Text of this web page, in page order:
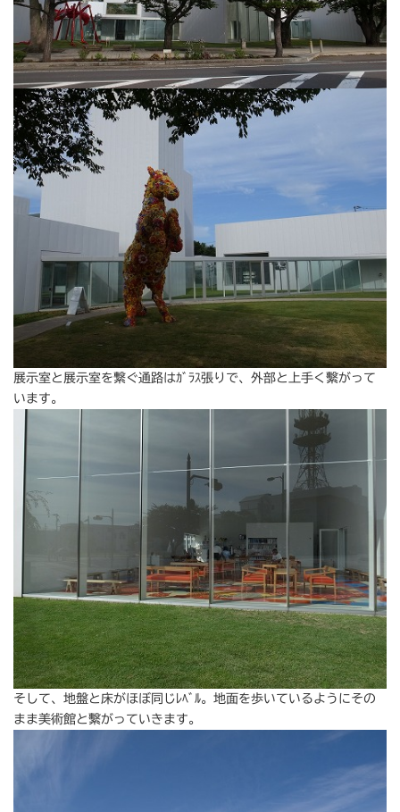
展示室と展示室を繋ぐ通路はｶﾞﾗｽ張りで、外部と上手く繫がって
います。
そして、地盤と床がほぼ同じﾚﾍﾞﾙ。地面を歩いているようにその
まま美術館と繫がっていきます。